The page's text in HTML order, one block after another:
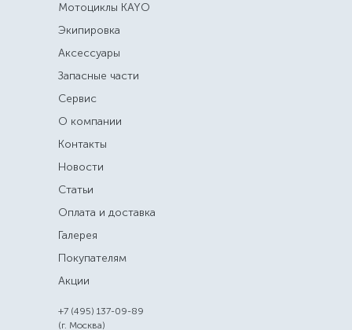
Мотоциклы KAYO
Экипировка
Аксессуары
Запасные части
Сервис
О компании
Контакты
Новости
Статьи
Оплата и доставка
Галерея
Покупателям
Акции
+7 (495) 137-09-89
(г. Москва)